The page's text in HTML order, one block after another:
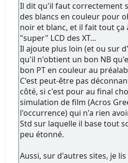
Il dit qu'il faut correctement
des blancs en couleur pour
noir et blanc, et il fait tout ça
"super" LCD des XT...
Il ajoute plus loin (et ou sur
qu'il n'obtient un bon NB
bon PT en couleur au
C'est peut-être pas
côté, si c'est pour au final
simulation de film (Acros
l'occurrence) qui n'a rien
Std sur laquelle il base tout
peu étonné.
Aussi, sur d'autres sites, je